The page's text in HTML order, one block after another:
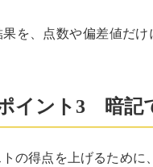
果を、点数や偏差値だ
ポイント3 暗記
の得点を上げるために